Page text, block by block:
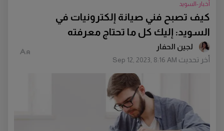
لجين الحفار
أخر تحديث Sep 12, 2023, 8:16 AM
كيف تصبح فني صيانة إلكترونيات في
السويد: إليك كل ما تحتاج معرفته
أخبار-السويد